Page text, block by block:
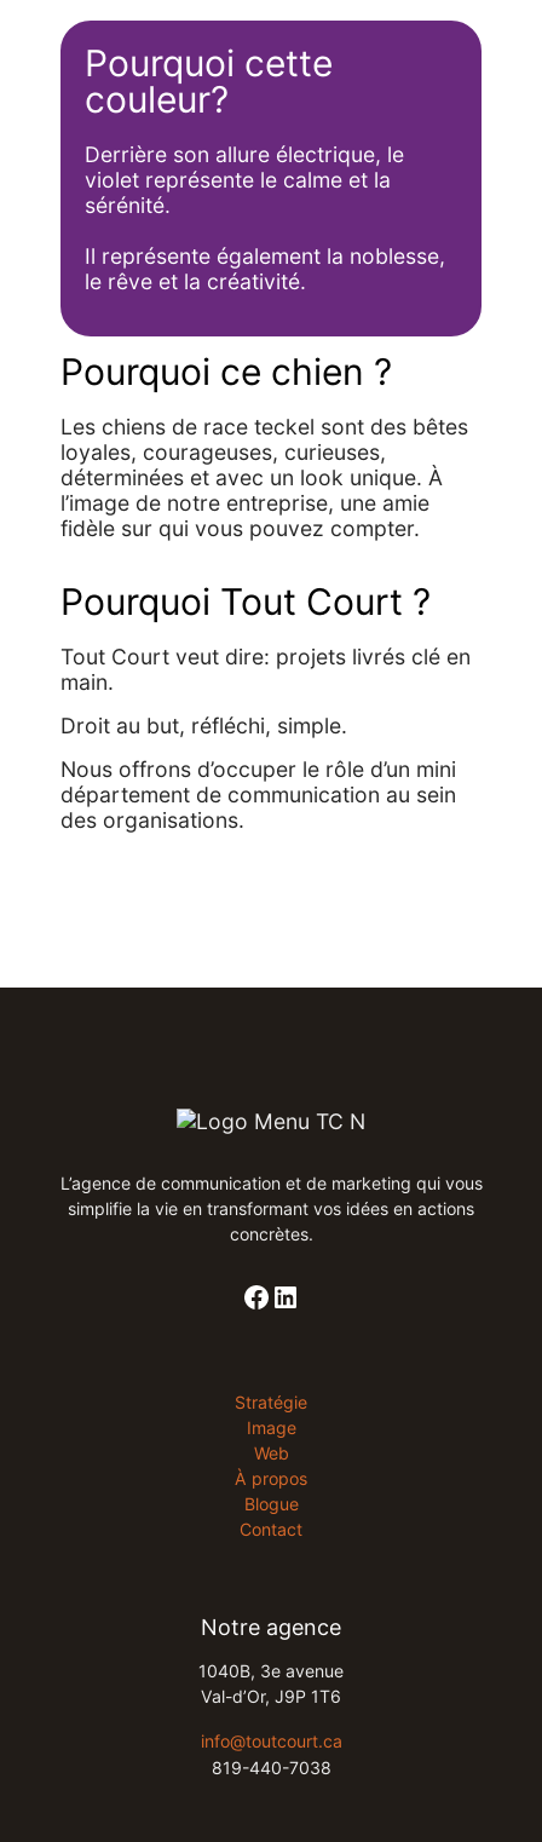
Pourquoi cette
couleur?​
Derrière son allure électrique, le
violet représente le calme et la
sérénité.​
Il représente également la noblesse,
le rêve et la créativité.
Pourquoi ce chien ?​
Les chiens de race teckel sont des bêtes
loyales, courageuses, curieuses,
déterminées et avec un look unique. À
l’image de notre entreprise, une amie
fidèle sur qui vous pouvez compter.
Pourquoi Tout Court ?​​
Tout Court veut dire: projets livrés clé en
main.​
Droit au but, réfléchi, simple.​
Nous offrons d’occuper le rôle d’un mini
département de communication au sein
des organisations. ​​
L’agence de communication et de marketing qui vous
simplifie la vie en transformant vos idées en actions
concrètes​.
Stratégie
Image
Web
À propos
Blogue
Contact
Notre agence
1040B, 3e avenue​
Val-d’Or, J9P 1T6​
​info@toutcourt.ca​
819-440-7038